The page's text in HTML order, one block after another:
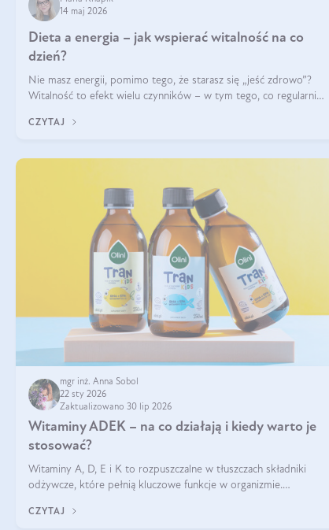
14 maj 2026
Dieta a energia – jak wspierać witalność na co
dzień?
Nie masz energii, pomimo tego, że starasz się „jeść zdrowo”?
Witalność to efekt wielu czynników – w tym tego, co regularnie
się w zależności od osoby
CZYTAJ
mgr inż. Anna Sobol
22 sty 2026
Zaktualizowano 30 lip 2026
Witaminy ADEK – na co działają i kiedy warto je
stosować?
Witaminy A, D, E i K to rozpuszczalne w tłuszczach składniki
odżywcze, które pełnią kluczowe funkcje w organizmie.
krzepliwość krwi oraz mineralizację kości.
CZYTAJ